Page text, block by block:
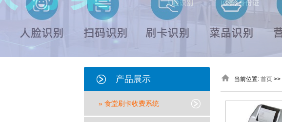
产品展示
» 食堂刷卡收费系统
当前位置: 首页 >>